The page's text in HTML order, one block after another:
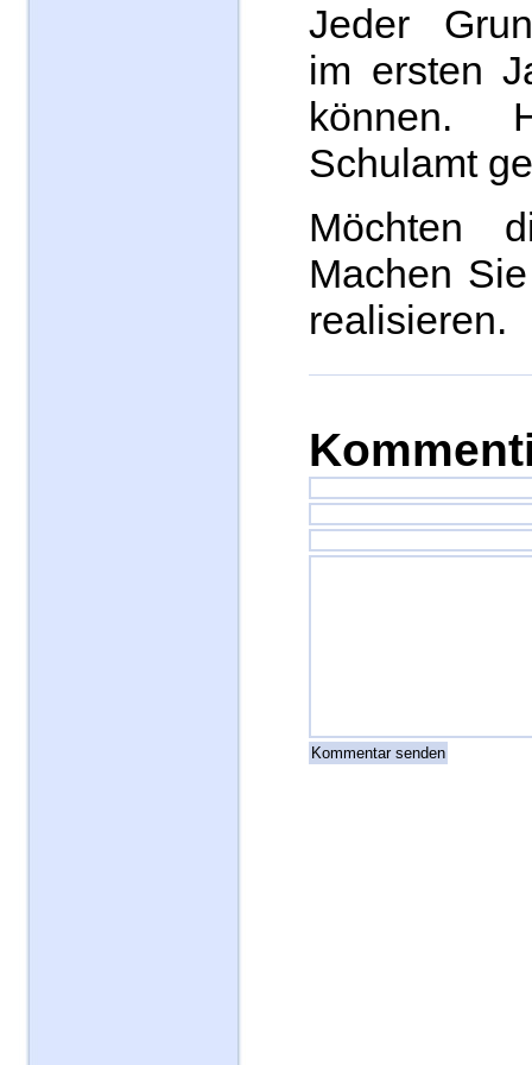
Jeder
im ersten
können.
Schulamt
Möchten
Machen
realisieren.